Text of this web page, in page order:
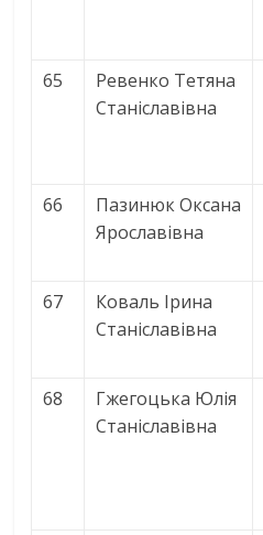
65
Ревенко Тетяна
Станіславівна
66
Пазинюк Оксана
Ярославівна
67
Коваль Ірина
Станіславівна
68
Гжегоцька Юлія
Станіславівна